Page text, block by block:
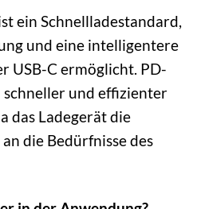
ein Schnellladestandard,
und eine intelligentere
USB-C ermöglicht. PD-
und effizienter
das Ladegerät die
die Bedürfnisse des